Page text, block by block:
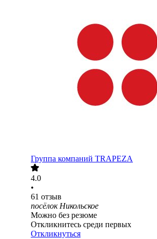
Группа компаний TRAPEZA
4.0
•
61 отзыв
посёлок Никольское
Можно без резюме
Откликнитесь среди первых
Откликнуться